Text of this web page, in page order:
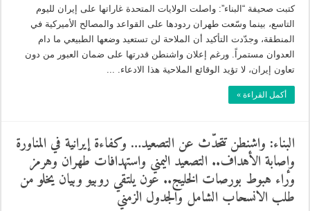
كتبت صحيفة “البناء”: واصلت الولايات المتحدة غاراتها على إيران لليوم
التاسع، بينما وسّعت طهران ردودها على القواعد والمصالح الأميركية في
المنطقة، وجدّدت التأكيد أن الملاحة لن تستعيد وضعها الطبيعي ما دام
العدوان مستمراً. ورغم إعلان واشنطن قدرتها على ضمان العبور من دون
تعاون إيران، لا تؤيد الوقائع الملاحية هذا الادعاء. ...
أكمل القراءة »
البناء: واشنطن تتحدّث عن التصعيد… وكفاءة إيرانية في المناورة
وإصابة الأهداف.. التصعيد اليمني واستهدافات طهران وهرمز
وراء هبوط بورصات الخليج.. عون يلتقي روبيو وبيان يخلو من
طلب الانسحاب الشامل والجدول الزمني